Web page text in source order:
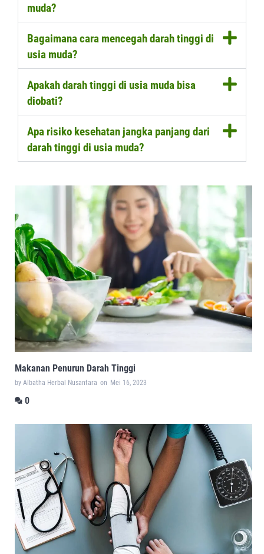
muda?
Bagaimana cara mencegah darah tinggi di
usia muda?
Apakah darah tinggi di usia muda bisa
diobati?
Apa risiko kesehatan jangka panjang dari
darah tinggi di usia muda?
Makanan Penurun Darah Tinggi
by Albatha Herbal Nusantara on Mei 16, 2023
0